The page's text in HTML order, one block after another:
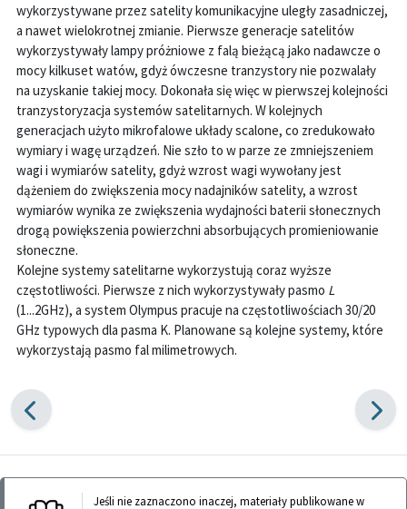
wykorzystywane przez satelity komunikacyjne uległy zasadniczej,
a nawet wielokrotnej zmianie. Pierwsze generacje satelitów
wykorzystywały lampy próżniowe z falą bieżącą jako nadawcze o
mocy kilkuset watów, gdyż ówczesne tranzystory nie pozwalały
na uzyskanie takiej mocy. Dokonała się więc w pierwszej kolejności
tranzystoryzacja systemów satelitarnych. W kolejnych
generacjach użyto mikrofalowe układy scalone, co zredukowało
wymiary i wagę urządzeń. Nie szło to w parze ze zmniejszeniem
wagi i wymiarów satelity, gdyż wzrost wagi wywołany jest
dążeniem do zwiększenia mocy nadajników satelity, a wzrost
wymiarów wynika ze zwiększenia wydajności baterii słonecznych
drogą powiększenia powierzchni absorbujących promieniowanie
słoneczne.
Kolejne systemy satelitarne wykorzystują coraz wyższe
częstotliwości. Pierwsze z nich wykorzystywały pasmo L
(1...2GHz), a system Olympus pracuje na częstotliwościach 30/20
GHz typowych dla pasma K. Planowane są kolejne systemy, które
wykorzystają pasmo fal milimetrowych.
Jeśli nie zaznaczono inaczej, materiały publikowane w